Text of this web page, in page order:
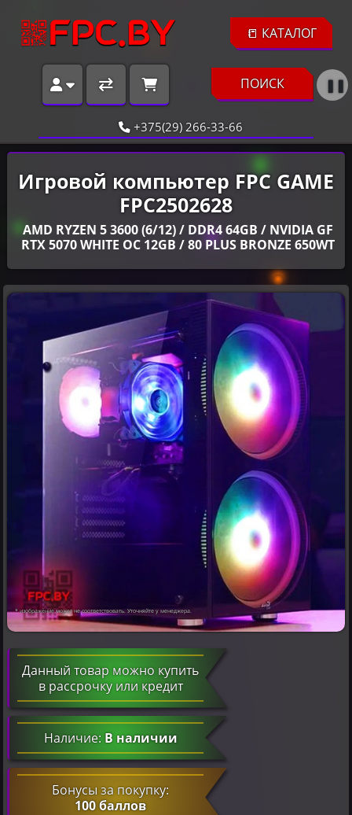
📒 КАТАЛОГ
ПОИСК ❚❚
+375(29) 266-33-66
Игровой компьютер FPC GAME
FPC2502628
AMD RYZEN 5 3600 (6/12) / DDR4 64GB / NVIDIA GF
RTX 5070 WHITE OC 12GB / 80 PLUS BRONZE 650WT
* изображение может не соответствовать. Уточняйте у менеджера.
Данный товар можно купить
в рассрочку или кредит
Наличие:В наличии
Бонусы за покупку:
100 баллов